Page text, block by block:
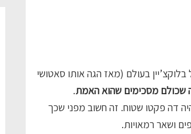
בעולם (מאז הגה אותו סאטושי
שכולם מסכימים שהוא האמת.
דה פקטו שטוח. זה חשוב מפני שכך